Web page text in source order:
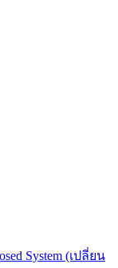
System (เปลี่ยน